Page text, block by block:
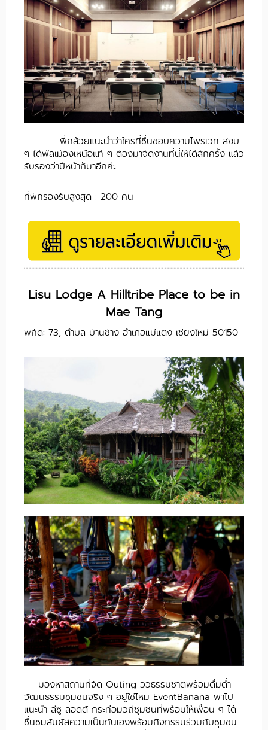
พี่กล้วยแนะนำว่าใครที่ชื่นชอบความไพรเวท สงบ
ๆ ได้ฟีลเมืองเหนือแท้ ๆ ต้องมาจัดงานที่นี่ให้ได้สักครั้ง แล้ว
รับรองว่าปีหน้าก็มาอีกค่ะ
ที่พักรองรับสูงสุด : 200 คน
Lisu Lodge A Hilltribe Place to be in
Mae Tang
พิกัด: 73, ตำบล บ้านช้าง อำเภอแม่แตง เชียงใหม่ 50150
มองหาสถานที่จัด Outing วิวธรรมชาติพร้อมดื่มด่ำ
วัฒนธรรมชุมชนจริง ๆ อยู่ใช่ไหม EventBanana พาไป
แนะนำ ลีซู ลอดต์ กระท่อมวิถีชุมชนที่พร้อมให้เพื่อน ๆ ได้
ชื่นชมสัมผัสความเป็นกันเองพร้อมกิจกรรมร่วมกับชุมชน